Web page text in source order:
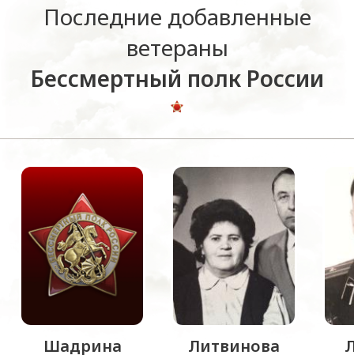
Последние добавленные
ветераны
Бессмертный полк России
Шадрина Литвинова